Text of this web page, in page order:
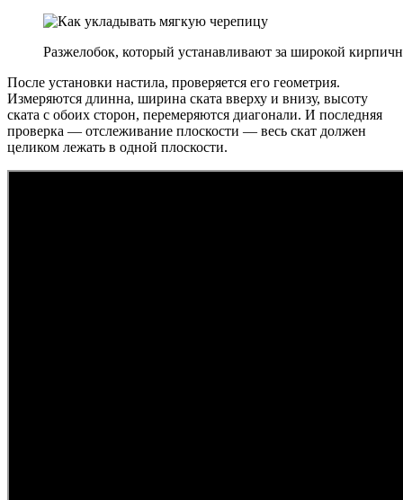
Разжелобок, который устанавливают за широкой
После установки настила, проверяется его геометрия.
Измеряются длинна, ширина ската вверху и внизу, высоту
ската с обоих сторон, перемеряются диагонали. И последняя
проверка — отслеживание плоскости — весь скат должен
целиком лежать в одной плоскости.